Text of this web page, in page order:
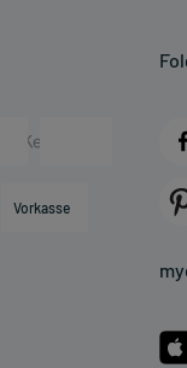
Vorkasse